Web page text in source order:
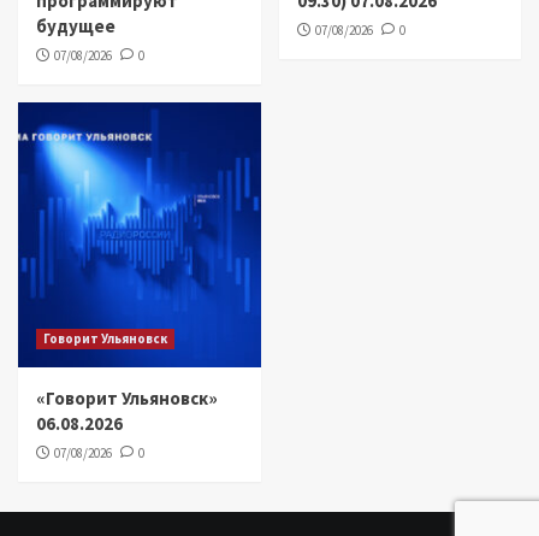
будущее
07/08/2026 0
07/08/2026 0
Говорит Ульяновск
«Говорит Ульяновск»
06.08.2026
07/08/2026 0